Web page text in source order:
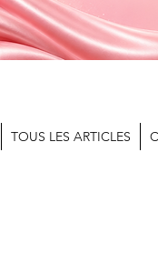
TOUS LES ARTICLES